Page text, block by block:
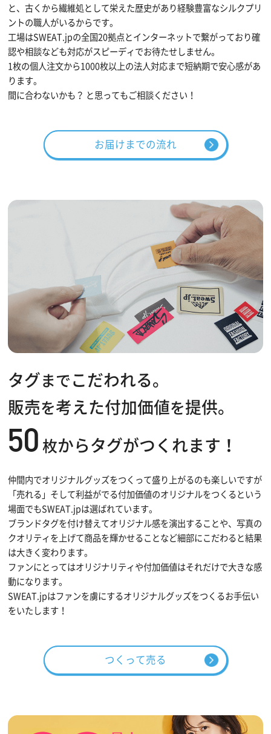
と、古くから繊維処として栄えた歴史があり経験豊富なシルクプリ
ントの職人がいるからです。
工場はSWEAT.jpの全国20拠点とインターネットで繋がっており確
認や相談なども対応がスピーディでお待たせしません。
1枚の個人注文から1000枚以上の法人対応まで短納期で安心感があ
ります。
間に合わないかも？ と思ってもご相談ください！
お届けまでの流れ
タグ まで こだわれる。
販売を考えた付加価値を提供。
50 枚からタグがつくれます！
仲間内でオリジナルグッズをつくって盛り上がるのも楽しいですが
「売れる」そして利益がでる付加価値のオリジナルをつくるという
場面でもSWEAT.jpは選ばれています。
ブランドタグを付け替えてオリジナル感を演出することや、写真の
クオリティを上げて商品を輝かせることなど細部にこだわると結果
は大きく変わります。
ファンにとってはオリジナリティや付加価値はそれだけで大きな感
動になります。
SWEAT.jpはファンを虜にするオリジナルグッズをつくるお手伝い
をいたします！
つくって売る